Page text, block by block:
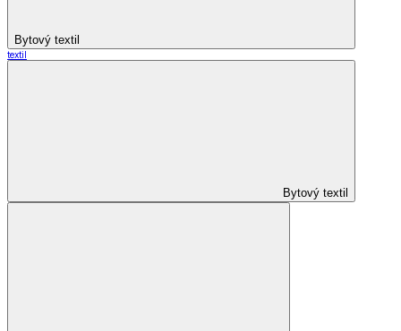
Bytový textil
textil
Bytový textil